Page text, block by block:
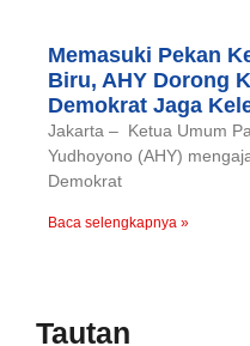
Memasuki Pekan
Biru, AHY Dorong
Demokrat Jaga
Jakarta – Ketua Umum
Yudhoyono (AHY)
Demokrat
Baca selengkapnya »
Tautan